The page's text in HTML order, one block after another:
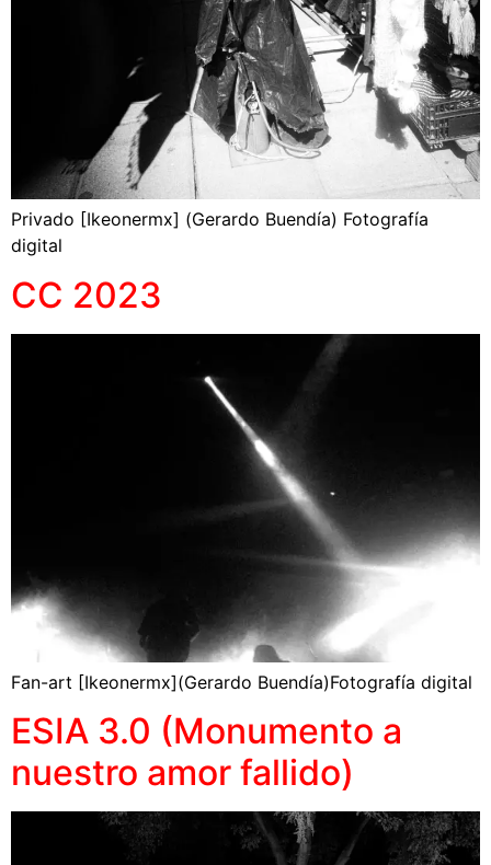
Privado [Ikeonermx] (Gerardo Buendía) Fotografía
digital
CC 2023
Fan-art [Ikeonermx](Gerardo Buendía)Fotografía digital
ESIA 3.0 (Monumento a
nuestro amor fallido)